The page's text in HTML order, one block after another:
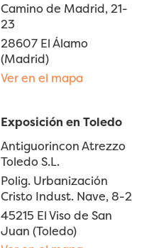
Camino de Madrid, 21-
23
28607 El Álamo
(Madrid)
Ver en el mapa
Exposición en Toledo
Antiguorincon Atrezzo
Toledo S.L.
Polig. Urbanización
Cristo Indust. Nave, 8-2
45215 El Viso de San
Juan (Toledo)